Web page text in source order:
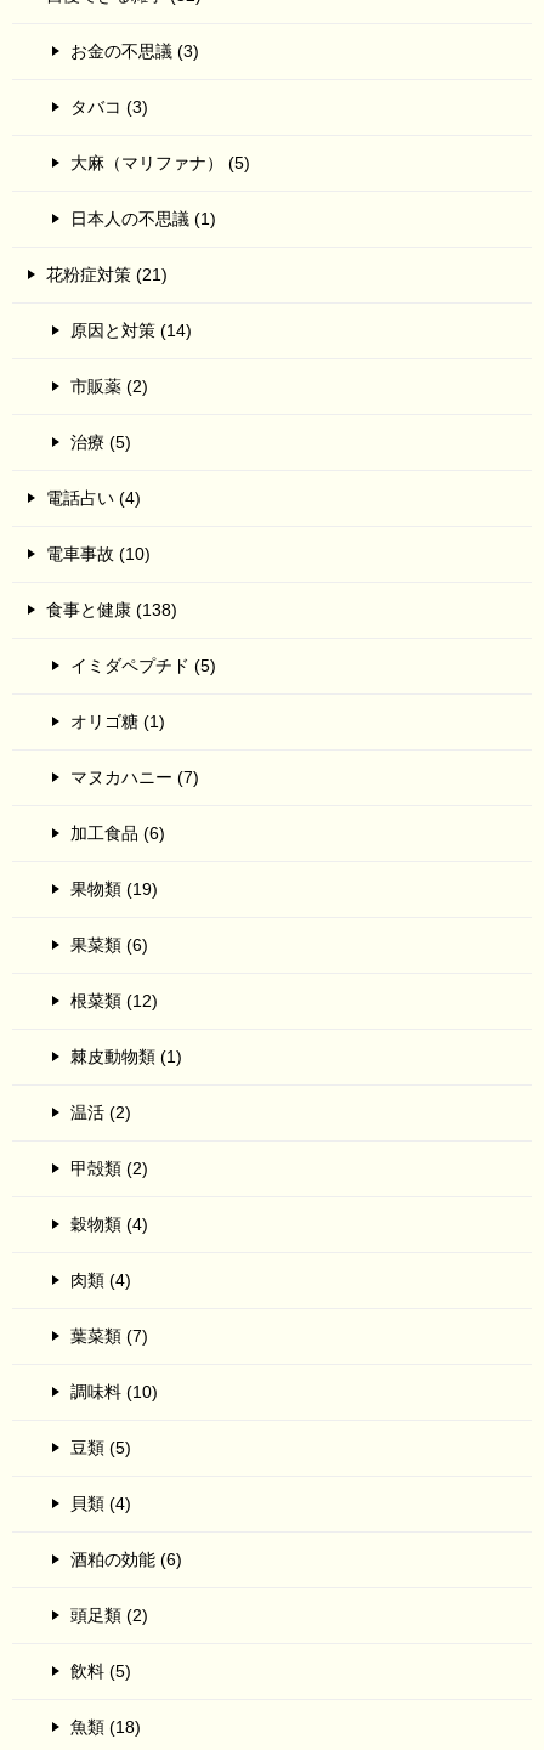
お金の不思議 (3)
タバコ (3)
大麻（マリファナ） (5)
日本人の不思議 (1)
花粉症対策 (21)
原因と対策 (14)
市販薬 (2)
治療 (5)
電話占い (4)
電車事故 (10)
食事と健康 (138)
イミダペプチド (5)
オリゴ糖 (1)
マヌカハニー (7)
加工食品 (6)
果物類 (19)
果菜類 (6)
根菜類 (12)
棘皮動物類 (1)
温活 (2)
甲殻類 (2)
穀物類 (4)
肉類 (4)
葉菜類 (7)
調味料 (10)
豆類 (5)
貝類 (4)
酒粕の効能 (6)
頭足類 (2)
飲料 (5)
魚類 (18)